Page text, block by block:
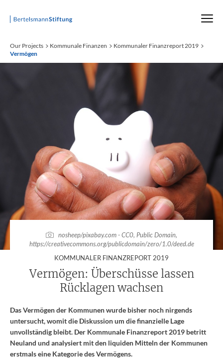
Startseite
Our Projects Kommunale Finanzen
Kommunaler Finanzreport 2019
Vermögen
nosheep/pixabay.com - CC0, Public Domain,
https://creativecommons.org/publicdomain/zero/1.0/deed.de
KOMMUNALER FINANZREPORT 2019
Vermögen: Überschüsse lassen
Rücklagen wachsen
Das Vermögen der Kommunen wurde bisher noch nirgends
untersucht, womit die Diskussion um die finanzielle Lage
unvollständig bleibt. Der Kommunale Finanzreport 2019 betritt
Neuland und analysiert mit den liquiden Mitteln der Kommunen
erstmals eine Kategorie des Vermögens.